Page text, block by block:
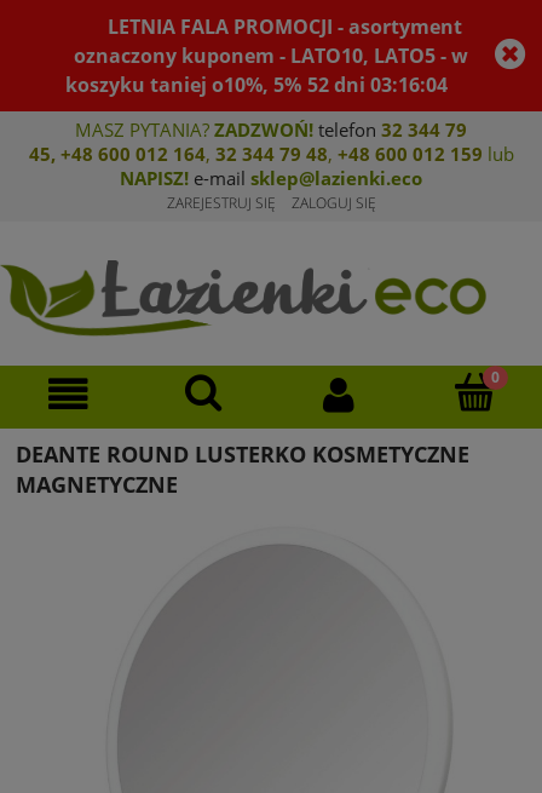
LETNIA FALA PROMOCJI - asortyment
oznaczony kuponem - LATO10, LATO5 - w
koszyku taniej o10%, 5% 52dni03:16:04
MASZ PYTANIA? ZADZWOŃ! telefon 32 344 79
45, +48 600 012 164, 32 344 79 48, +48 600 012 159 lub
NAPISZ! e-mail sklep@lazienki.eco
ZAREJESTRUJ SIĘ ZALOGUJ SIĘ
DEANTE ROUND LUSTERKO KOSMETYCZNE
MAGNETYCZNE